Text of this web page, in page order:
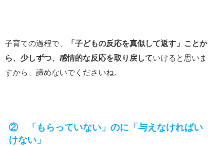
子育ての過程で、
「子どもの反応を真似して返す」ことか
ら、少しずつ、感情的な反応を取り戻していけると思いま
すから、諦めないでくださいね。
② 「もらっていない」のに「与えなければい
けない」